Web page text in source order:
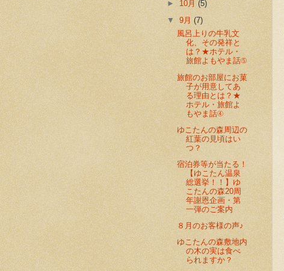
► 10月(5)
▼9月(7)
風呂上りの牛乳文
化、その発祥と
は？★ホテル・
旅館よもやま話⑤
旅館のお部屋にお菓
子が用意してあ
る理由とは？★
ホテル・旅館よ
もやま話④
ゆこたんの森周辺の
紅葉の見頃はい
つ？
宿泊券等が当たる！
【ゆこたん温泉
総選挙！！】ゆ
こたんの森20周
年謝恩企画・第
一弾のご案内
８月のお客様の声♪
ゆこたんの森敷地内
の木の実は食べ
られますか？